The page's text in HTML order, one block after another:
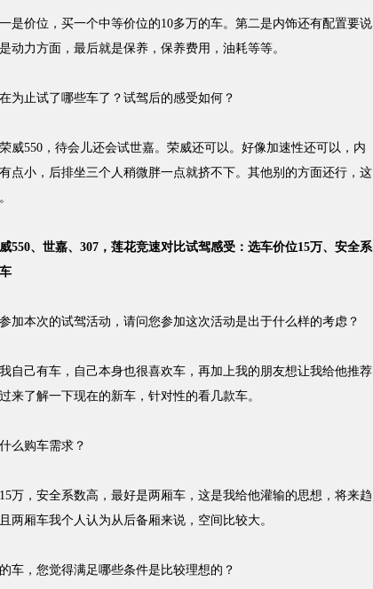
价位，买一个中等价位的10多万的车。第二是内饰还有配置要说
动力方面，最后就是保养，保养费用，油耗等等。
止试了哪些车了？试驾后的感受如何？
550，待会儿还会试世嘉。荣威还可以。好像加速性还可以，内
点小，后排坐三个人稍微胖一点就挤不下。其他别的方面还行，这
550、世嘉、307，莲花竞速对比试驾感受：选车价位15万、安全系
本次的试驾活动，请问您参加这次活动是出于什么样的考虑？
己有车，自己本身也很喜欢车，再加上我的朋友想让我给他推荐
来了解一下现在的新车，针对性的看几款车。
购车需求？
，安全系数高，最好是两厢车，这是我给他灌输的思想，将来趋
两厢车我个人认为从后备厢来说，空间比较大。
，您觉得满足哪些条件是比较理想的？